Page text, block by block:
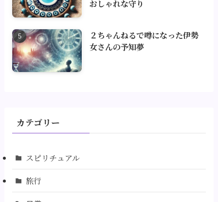
おしゃれな守り
２ちゃんねるで噂になった伊勢
女さんの予知夢
カテゴリー
スピリチュアル
旅行